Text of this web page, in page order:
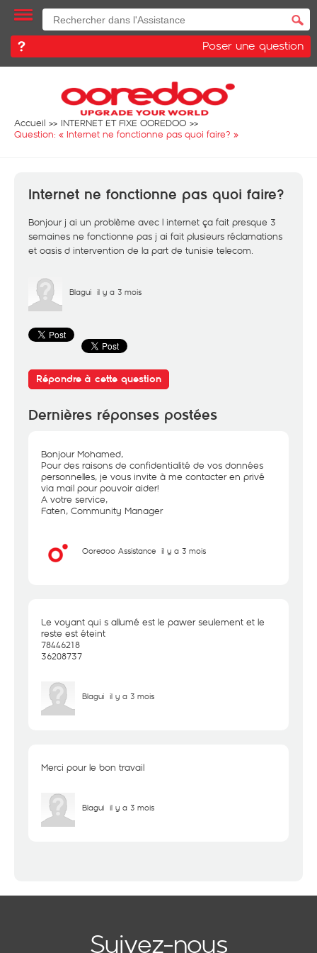
Poser une question
Accueil
INTERNET ET FIXE OOREDOO
Question: « Internet ne fonctionne pas quoi faire? »
Internet ne fonctionne pas quoi faire?
Bonjour j ai un problème avec l internet ça fait presque 3
semaines ne fonctionne pas j ai fait plusieurs réclamations
et oasis d intervention de la part de tunisie telecom.
Blagui il y a 3 mois
Répondre à cette question
Dernières réponses postées
Bonjour Mohamed,
Pour des raisons de confidentialité de vos données
personnelles, je vous invite à me contacter en privé
via mail pour pouvoir aider!
A votre service,
Faten, Community Manager
Ooredoo Assistance il y a 3 mois
Le voyant qui s allumé est le pawer seulement et le
reste est éteint
78446218
36208737
Blagui il y a 3 mois
Merci pour le bon travail
Blagui il y a 3 mois
Suivez-nous